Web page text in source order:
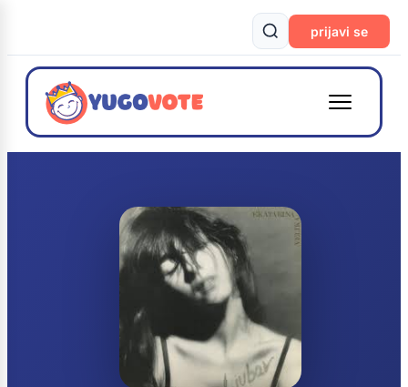
prijavi se